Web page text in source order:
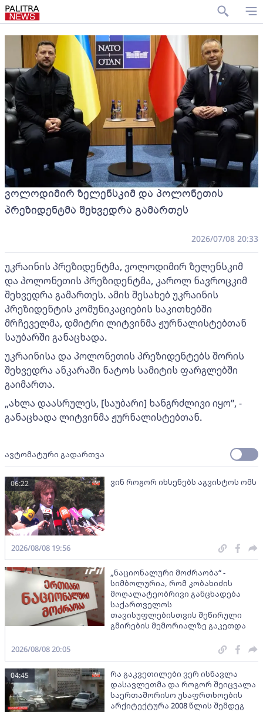
ვოლოდიმირ ზელენსკიმ და პოლონეთის
პრეზიდენტმა შეხვედრა გამართეს
2026/07/08 20:33
უკრაინის პრეზიდენტმა, ვოლოდიმირ ზელენსკიმ
და პოლონეთის პრეზიდენტმა, კაროლ ნავროცკიმ
შეხვედრა გამართეს. ამის შესახებ უკრაინის
პრეზიდენტის კომუნიკაციების საკითხებში
მრჩეველმა, დმიტრი ლიტვინმა ჟურნალისტებთან
საუბარში განაცხადა.
უკრაინისა და პოლონეთის პრეზიდენტებს შორის
შეხვედრა ანკარაში ნატოს სამიტის ფარგლებში
გაიმართა.
„ახლა დაასრულეს, [საუბარი] ხანგრძლივი იყო”, -
განაცხადა ლიტვინმა ჟურნალისტებთან.
ავტომატური გადართვა
ვინ როგორ იხსენებს აგვისტოს ომს
06:22
2026/08/08 19:56
„ნაციონალური მოძრაობა“ -
სიმბოლურია, რომ კობახიძის
მოღალატეობრივი განცხადება
საქართველოს
თავისუფლებისთვის შეწირული
გმირების მემორიალზე გაკეთდა
2026/08/08 20:05
რა გაკვეთილები ვერ ისწავლა
დასავლეთმა და როგორ შეიცვალა
საერთაშორისო უსაფრთხოების
არქიტექტურა 2008 წლის შემდეგ
04:45